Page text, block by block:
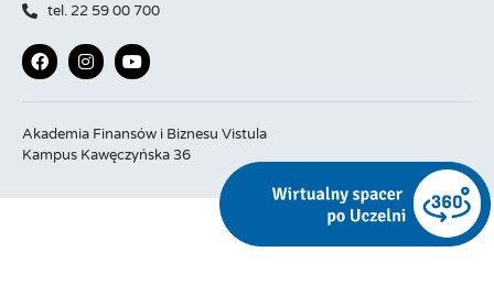
tel. 22 59 00 700
Akademia Finansów i Biznesu Vistula
Kampus Kawęczyńska 36